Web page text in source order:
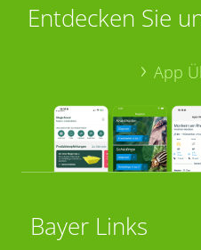
Entdecken Sie
App
Bayer Links